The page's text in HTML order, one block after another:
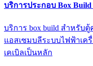
บริการประกอบ Box
บริการ box build สำหรับ
แอสเซมบลีระบบไฟฟ้าเค
เคเบิลเป็นหลัก